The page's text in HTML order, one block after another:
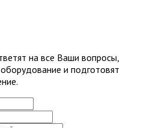
на все Ваши вопросы,
и подготовят